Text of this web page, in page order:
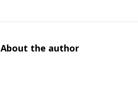
About the author